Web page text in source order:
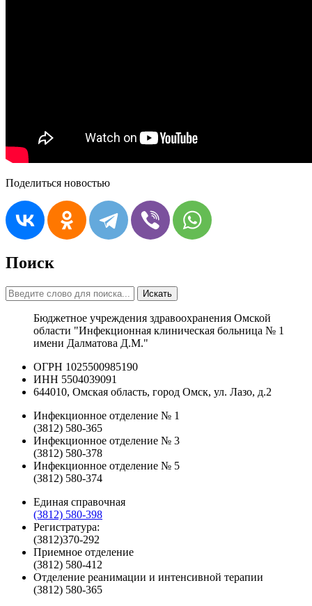
Поделиться новостью
Поиск
Искать
Бюджетное учреждения здравоохранения Омской
области "Инфекционная клиническая больница № 1
имени Далматова Д.М."
ОГРН 1025500985190
ИНН 5504039091
644010, Омская область, город Омск, ул. Лазо, д.2
Инфекционное отделение № 1
(3812) 580-365
Инфекционное отделение № 3
(3812) 580-378
Инфекционное отделение № 5
(3812) 580-374
Единая справочная
(3812) 580-398
Регистратура:
(3812)370-292
Приемное отделение
(3812) 580-412
Отделение реанимации и интенсивной терапии
(3812) 580-365